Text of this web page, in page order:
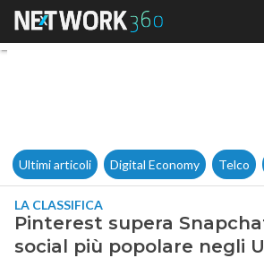
Pinterest
Ultimi articoli Digital Economy Telco
LA CLASSIFICA
Pinterest supera
social più popolare negli